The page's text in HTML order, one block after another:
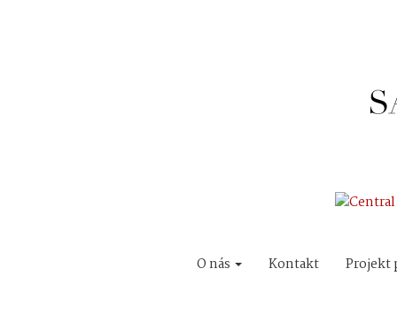
O nás Kontakt Projekt